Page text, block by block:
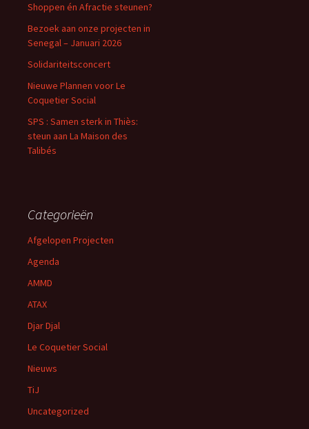
Shoppen én Afractie steunen?
Bezoek aan onze projecten in
Senegal – Januari 2026
Solidariteitsconcert
Nieuwe Plannen voor Le
Coquetier Social
SPS : Samen sterk in Thiès:
steun aan La Maison des
Talibés
Categorieën
Afgelopen Projecten
Agenda
AMMD
ATAX
Djar Djal
Le Coquetier Social
Nieuws
TiJ
Uncategorized